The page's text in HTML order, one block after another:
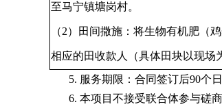
至马宁镇塘岗村。
（2）田间撒施：将生物有机肥（
相应的田收款人（具体田块以现场
5. 服务期限：合同签订后90个
6. 本项目不接受联合体参与磋商